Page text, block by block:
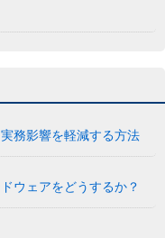
務影響を軽減する方法
ウェアをどうするか？